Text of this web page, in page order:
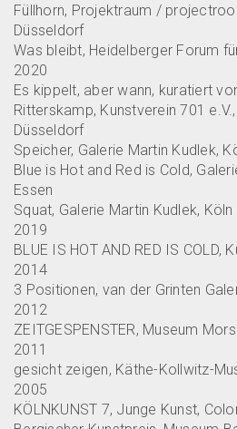
Füllhorn, Projektraum /
Düsseldorf
Was bleibt, Heidelberger Forum
2020
Es kippelt, aber wann, kuratiert
Ritterskamp, Kunstverein 701
Düsseldorf
Speicher, Galerie Martin Kudlek,
Blue is Hot and Red is Cold,
Essen
Squat, Galerie Martin Kudlek, Köln
2019
BLUE IS HOT AND RED IS COLD,
2014
3 Positionen, van der Grinten
2012
ZEITGESPENSTER, Museum
2011
gesicht zeigen, Käthe-Kollwitz-
2005
KÖLNKUNST 7, Junge Kunst,